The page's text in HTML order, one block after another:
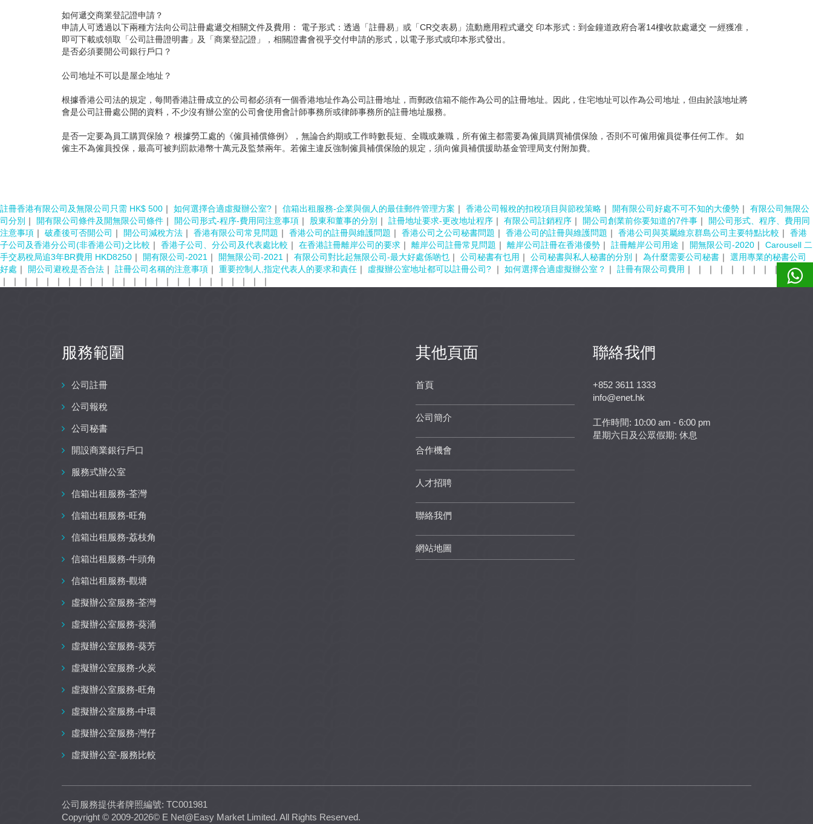
如何遞交商業登記證申請？
申請人可透過以下兩種方法向公司註冊處遞交相關文件及費用： 電子形式：透過「註冊易」或「CR交表易」流動應用程式遞交 印本形式：到金鐘道政府合署14樓收款處遞交 一經獲准，
即可下載或領取「公司註冊證明書」及「商業登記證」，相關證書會視乎交付申請的形式，以電子形式或印本形式發出。
是否必須要開公司銀行戶口？
公司地址不可以是屋企地址？
根據香港公司法的規定，每間香港註冊成立的公司都必須有一個香港地址作為公司註冊地址，而郵政信箱不能作為公司的註冊地址。因此，住宅地址可以作為公司地址，但由於該地址將
會是公司註冊處公開的資料，不少沒有辦公室的公司會使用會計師事務所或律師事務所的註冊地址服務。
是否一定要為員工購買保險？ 根據勞工處的《僱員補償條例》，無論合約期或工作時數長短、全職或兼職，所有僱主都需要為僱員購買補償保險，否則不可僱用僱員從事任何工作。 如
僱主不為僱員投保，最高可被判罰款港幣十萬元及監禁兩年。若僱主違反強制僱員補償保險的規定，須向僱員補償援助基金管理局支付附加費。
註冊香港有限公司及無限公司只需 HK$ 500 ｜ 如何選擇合適虛擬辦公室? ｜ 信箱出租服務-企業與個人的最佳郵件管理方案 ｜ 香港公司報稅的扣稅項目與節稅策略 ｜ 開有限公司好處不可不知的大優勢 ｜ 有限公司無限公
司分別 ｜ 開有限公司條件及開無限公司條件 ｜ 開公司形式-程序-費用同注意事項 ｜ 股東和董事的分別 ｜ 註冊地址要求-更改地址程序 ｜ 有限公司註銷程序 ｜ 開公司創業前你要知道的7件事 ｜ 開公司形式、程序、費用同
注意事項 ｜ 破產後可否開公司 ｜ 開公司減稅方法 ｜ 香港有限公司常見問題 ｜ 香港公司的註冊與維護問題 ｜ 香港公司之公司秘書問題 ｜ 香港公司的註冊與維護問題 ｜ 香港公司與英屬維京群島公司主要特點比較 ｜ 香港
子公司及香港分公司(非香港公司)之比較 ｜ 香港子公司、分公司及代表處比較 ｜ 在香港註冊離岸公司的要求 ｜ 離岸公司註冊常見問題 ｜ 離岸公司註冊在香港優勢 ｜ 註冊離岸公司用途 ｜ 開無限公司-2020 ｜ Carousell 二
手交易稅局追3年BR費用 HKD8250 ｜ 開有限公司-2021 ｜ 開無限公司-2021 ｜ 有限公司對比起無限公司-最大好處係啲乜 ｜ 公司秘書有乜用 ｜ 公司秘書與私人秘書的分別 ｜ 為什麼需要公司秘書 ｜ 選用專業的秘書公司
好處 ｜ 開公司避稅是否合法 ｜ 註冊公司名稱的注意事項 ｜ 重要控制人,指定代表人的要求和責任 ｜ 虛擬辦公室地址都可以註冊公司? ｜ 如何選擇合適虛擬辦公室？ ｜ 註冊有限公司費用 ｜ ｜ ｜ ｜ ｜ ｜ ｜ ｜ ｜ ｜｜
｜
｜ ｜ ｜ ｜ ｜ ｜ ｜ ｜ ｜ ｜ ｜ ｜ ｜ ｜ ｜ ｜ ｜ ｜ ｜ ｜ ｜ ｜ ｜ ｜
服務範圍
公司註冊
公司報稅
公司秘書
開設商業銀行戶口
服務式辦公室
信箱出租服務-荃灣
信箱出租服務-旺角
信箱出租服務-荔枝角
信箱出租服務-牛頭角
信箱出租服務-觀塘
虛擬辦公室服務-荃灣
虛擬辦公室服務-葵涌
虛擬辦公室服務-葵芳
虛擬辦公室服務-火炭
虛擬辦公室服務-旺角
虛擬辦公室服務-中環
虛擬辦公室服務-灣仔
虛擬辦公室-服務比較
其他頁面
首頁
公司簡介
合作機會
人才招聘
聯絡我們
網站地圖
聯絡我們
+852 3611 1333
info@enet.hk
工作時間: 10:00 am - 6:00 pm
星期六日及公眾假期: 休息
公司服務提供者牌照編號: TC001981
Copyright © 2009-2026© E Net@Easy Market Limited. All Rights Reserved.